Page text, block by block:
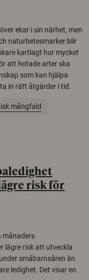
ekar i sin närhet, men
naturbetesmarker blir
kartlagt hur mycket
att hotade arter ska
som kan hjälpa
in rätt åtgärder i tid.
mångfald
risk för
månaders
lägre risk att utveckla
småbarnsåren än
ledighet. Det visar en